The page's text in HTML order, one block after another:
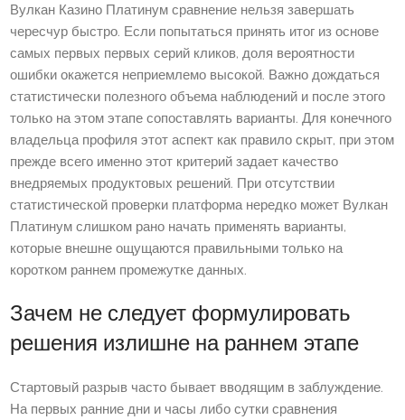
Вулкан Казино Платинум сравнение нельзя завершать
чересчур быстро. Если попытаться принять итог из основе
самых первых первых серий кликов, доля вероятности
ошибки окажется неприемлемо высокой. Важно дождаться
статистически полезного объема наблюдений и после этого
только на этом этапе сопоставлять варианты. Для конечного
владельца профиля этот аспект как правило скрыт, при этом
прежде всего именно этот критерий задает качество
внедряемых продуктовых решений. При отсутствии
статистической проверки платформа нередко может Вулкан
Платинум слишком рано начать применять варианты,
которые внешне ощущаются правильными только на
коротком раннем промежутке данных.
Зачем не следует формулировать
решения излишне на раннем этапе
Стартовый разрыв часто бывает вводящим в заблуждение.
На первых ранние дни и часы либо сутки сравнения